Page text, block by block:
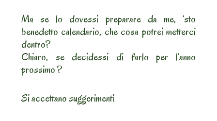
Ma se lo dovessi preparare da me, ‘sto
benedetto calendario, che cosa potrei metterci
dentro?
Chiaro, se decidessi di farlo per l’anno
prossimo ?
Si accettano suggerimenti